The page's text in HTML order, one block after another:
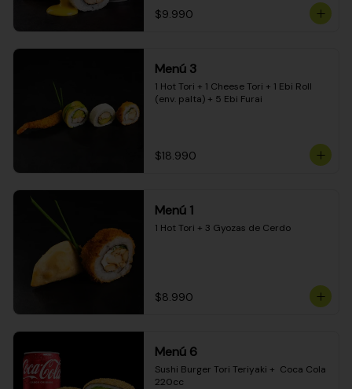
$9.990
Menú 3
1 Hot Tori + 1 Cheese Tori + 1 Ebi Roll
(env. palta) + 5 Ebi Furai
$18.990
Menú 1
1 Hot Tori + 3 Gyozas de Cerdo
$8.990
Menú 6
Sushi Burger Tori Teriyaki +  Coca Cola
220cc